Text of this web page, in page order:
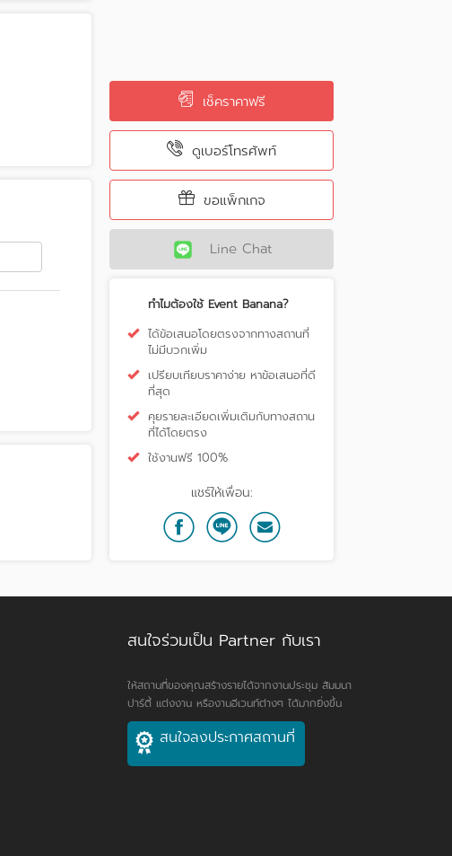
เช็คราคาฟรี
ดูเบอร์โทรศัพท์
ขอแพ็กเกจ
Line Chat
ทำไมต้องใช้ Event Banana?
ได้ข้อเสนอโดยตรงจากทางสถานที่
ไม่มีบวกเพิ่ม
เปรียบเทียบราคาง่าย หาข้อเสนอที่ดี
ที่สุด
คุยรายละเอียดเพิ่มเติมกับทางสถาน
ที่ได้โดยตรง
ใช้งานฟรี 100%
แชร์ให้เพื่อน:
สนใจร่วมเป็น Partner กับเรา
ให้สถานที่ของคุณสร้างรายได้จากงานประชุม สัมมนา
ปาร์ตี้ แต่งงาน หรืองานอีเวนท์ต่างๆ ได้มากยิ่งขึ้น
สนใจลงประกาศสถานที่